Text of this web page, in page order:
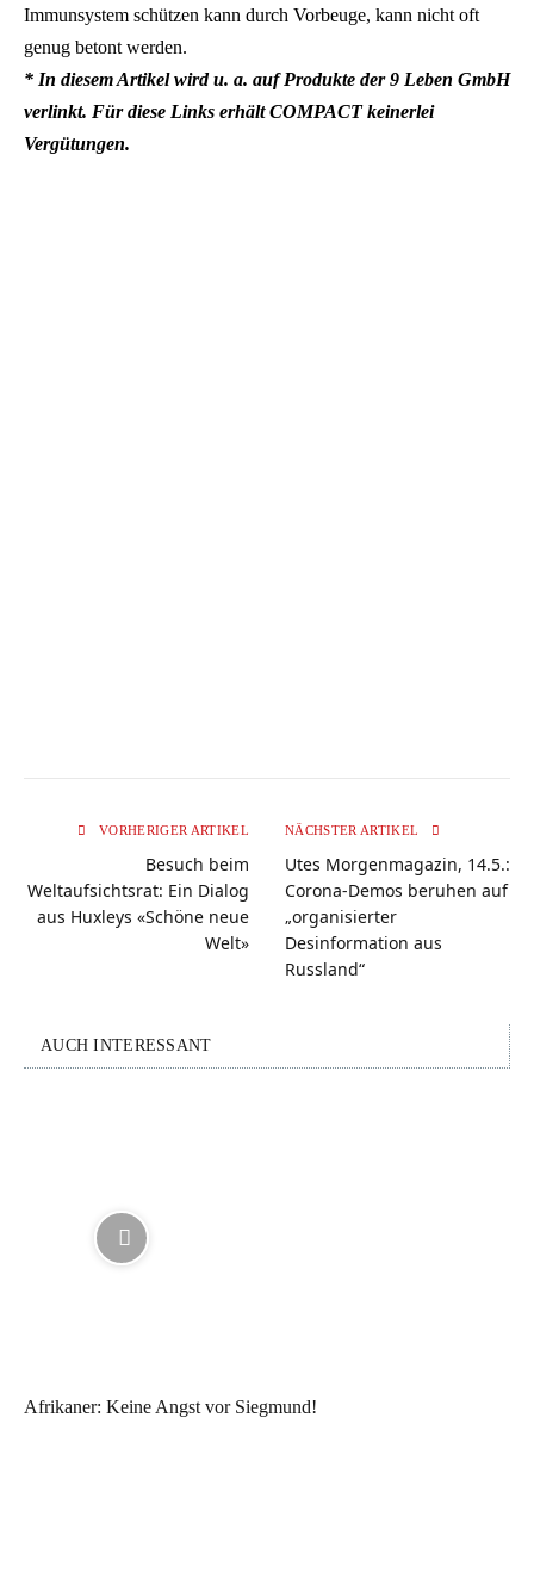
Immunsystem schützen kann durch Vorbeuge, kann nicht oft
genug betont werden.
* In diesem Artikel wird u. a. auf Produkte der 9 Leben GmbH
verlinkt. Für diese Links erhält COMPACT keinerlei
Vergütungen.
VORHERIGER ARTIKEL
Besuch beim
Weltaufsichtsrat: Ein Dialog
aus Huxleys «Schöne neue
Welt»
NÄCHSTER ARTIKEL
Utes Morgenmagazin, 14.5.:
Corona-Demos beruhen auf
„organisierter
Desinformation aus
Russland“
AUCH INTERESSANT
Afrikaner: Keine Angst vor Siegmund!